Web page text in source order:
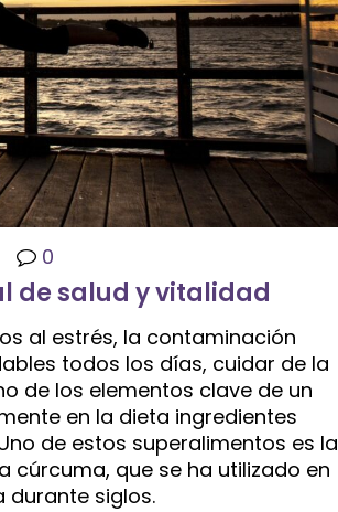
0
de salud y vitalidad
al estrés, la contaminación
todos los días, cuidar de la
de los elementos clave de un
en la dieta ingredientes
de estos superalimentos es la
cúrcuma, que se ha utilizado en
durante siglos.